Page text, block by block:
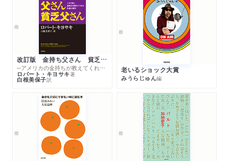
改訂版 金持ち父さん 貧乏父さん
─アメリカの金持ちが教えてくれるお金の哲学
ロバート・キヨサキ著
白根美保子訳
老いるショック大賞
みうらじゅん編